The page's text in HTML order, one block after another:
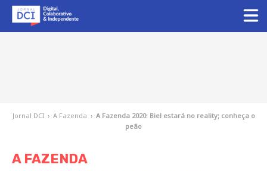
Jornal DCI › A Fazenda › A Fazenda 2020: Biel estará no reality; conheça o
peão
A FAZENDA